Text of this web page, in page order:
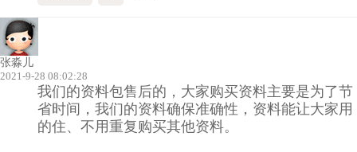
张淼儿
2021-9-28 08:02:28
我们的资料包售后的，大家购买资料主要是为了节
省时间，我们的资料确保准确性，资料能让大家用
的住、不用重复购买其他资料。